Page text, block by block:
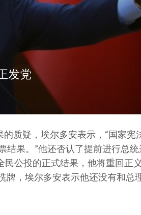
发党
质疑，埃尔多安表示，“国家宪
结果。”他还否认了提前进行总
公投的正式结果，他将重回正
牌，埃尔多安表示他还没有和总